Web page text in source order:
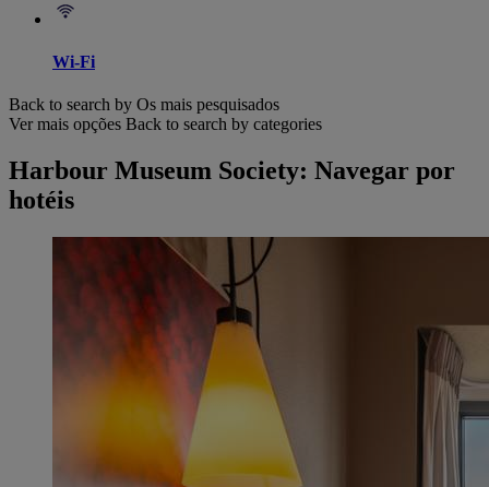
Wi-Fi
Back to search by Os mais pesquisados
Ver mais opções Back to search by categories
Harbour Museum Society: Navegar por
hotéis